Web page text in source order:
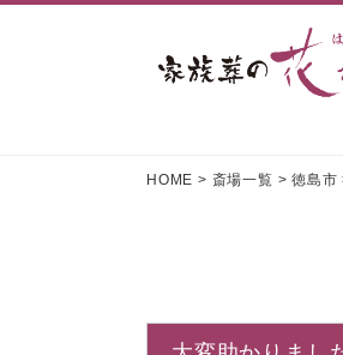
HOME > 斎場一覧 >徳島市